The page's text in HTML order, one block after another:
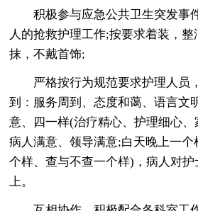
积极参与应急公共卫生突发事
人的抢救护理工作;按要求着装，
抹，不戴首饰;
严格按行为规范要求护理人员
到：服务周到、态度和蔼、语言文
意、四一样(治疗精心、护理细心
病人满意、领导满意;白天晚上一
个样、查与不查一个样)，病人对护
上。